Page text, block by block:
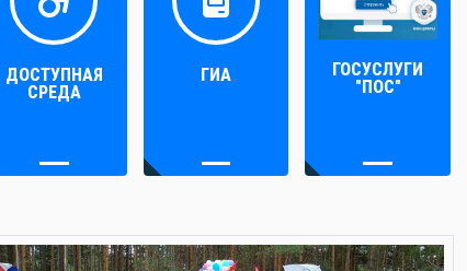
ДОСТУПНАЯ
СРЕДА
ГИА
ГОСУСЛУГИ
"ПОС"